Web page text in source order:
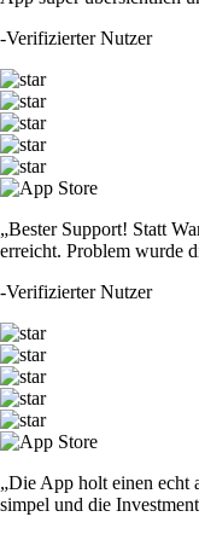
-Verifizierter Nutzer
„Bester Support! Statt
erreicht. Problem wurde
-Verifizierter Nutzer
„Die App holt einen echt
simpel und die